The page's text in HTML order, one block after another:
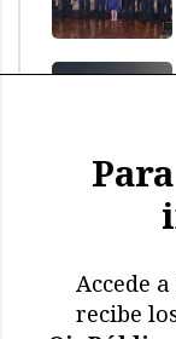
Accede
recibe